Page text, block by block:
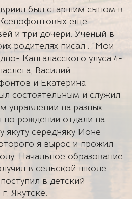
был старшим сыном в
еще
и три дочери. Ученый в
родителях писал : “Мои
Кангаласского улуса 4-
Василий
и Екатерина
состоятельным и служил
управлении на разных
рождении отдали на
якуту середняку Ионе
я вырос и прожил
Начальное образование
в сельской школе
в детский
Якутске.